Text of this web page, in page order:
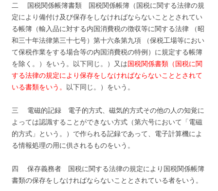
二 国税関係帳簿書類 国税関係帳簿（国税に関する法律の規
定により備付け及び保存をしなければならないこととされてい
る帳簿（輸入品に対する内国消費税の徴収等に関する法律 （昭
和三十年法律第三十七号）第十六条第九項 （保税工場等におい
て保税作業をする場合等の内国消費税の特例）に規定する帳簿
を除く。）をいう。以下同じ。）又は国税関係書類（国税に関
する法律の規定により保存をしなければならないこととされて
いる書類をいう。 以下同じ。）をいう。
三 電磁的記録 電子的方式、磁気的方式その他の人の知覚に
よっては認識することができない方式（第六号において「電磁
的方式」という。）で作られる記録であって、電子計算機によ
る情報処理の用に供されるものをいう。
四 保存義務者 国税に関する法律の規定により国税関係帳簿
書類の保存をしなければならないこととされている者をいう。